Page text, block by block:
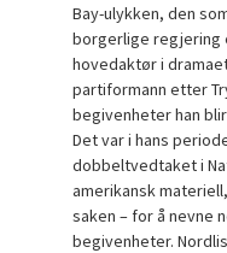
Bay-ulykken, den
borgerlige regjering
hovedaktør i
partiformann etter
begivenheter han
Det var i hans
dobbeltvedtaket i
amerikansk
saken – for å nevne
begivenheter.